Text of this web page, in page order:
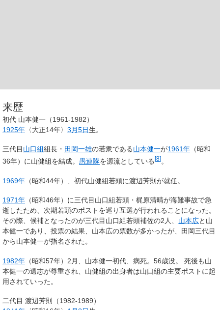
来歴
初代 山本健一（1961-1982）
1925年 〈大正14年〉 3月5日生。
三代目 山口組組長・ 田岡一雄の若衆である山本健一が1961年 （昭和
36年） に山健組を結成。 愚連隊を源流としている [8] 。
1969年 （昭和44年）、初代山健組若頭に渡辺芳則が就任。
1971年 （昭和46年）に三代目山口組若頭・梶原清晴が海難事故で急
逝したため、次期若頭のポストを巡り互選が行われることになった。
その際、候補となったのが三代目山口組若頭補佐の2人、 山本広と山
本健一であり、投票の結果、山本広の票数が多かったが、田岡三代目
から山本健一が指名された。
1982年 （昭和57年）2月、山本健一初代、病死。56歳没。 死後も山
本健一の遺志が尊重され、山健組の出身者は山口組の主要ポストに起
用されていった。
二代目 渡辺芳則（1982-1989）